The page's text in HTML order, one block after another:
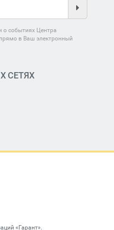
о событиях Центра
в Ваш электронный
СЕТЯХ
«Гарант».